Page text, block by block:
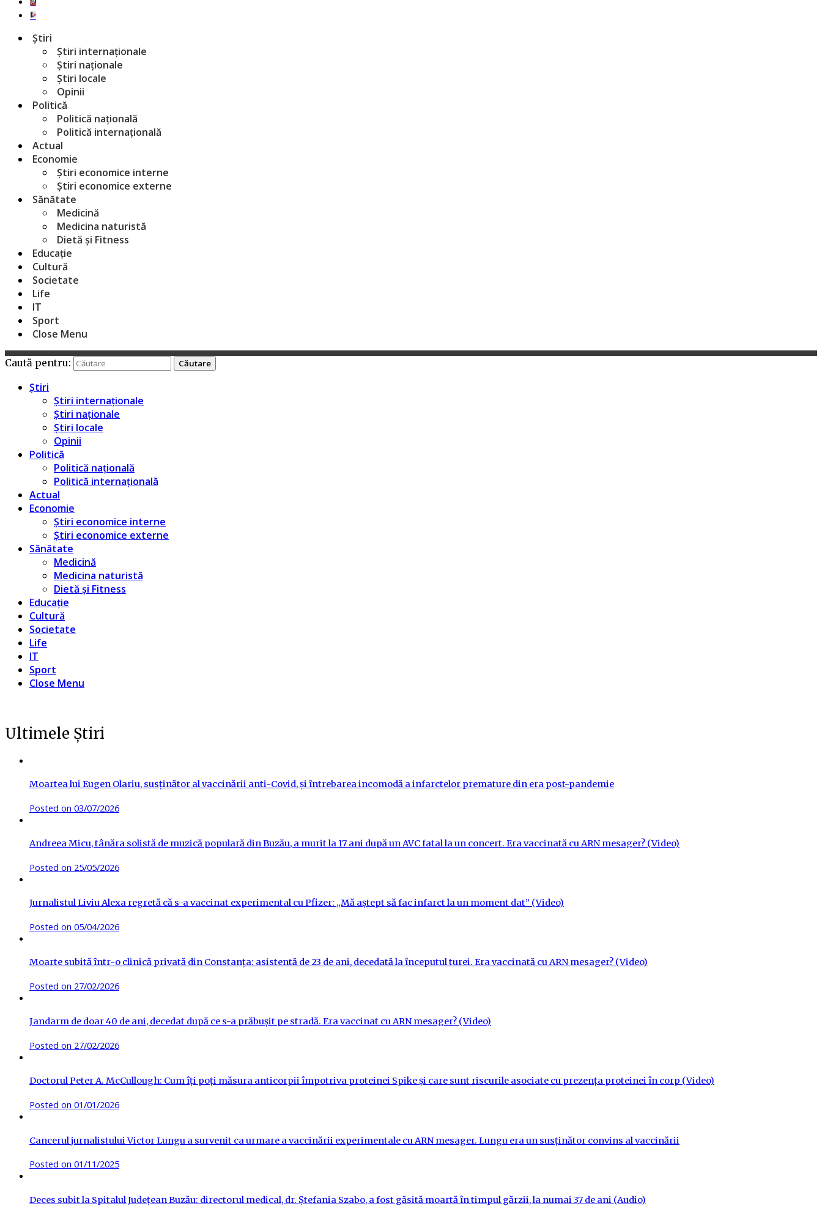
Știri
Știri internaționale
Știri naționale
Știri locale
Opinii
Politică
Politică națională
Politică internațională
Actual
Economie
Știri economice interne
Știri economice externe
Sănătate
Medicină
Medicina naturistă
Dietă și Fitness
Educație
Cultură
Societate
Life
IT
Sport
Close Menu
Caută pentru:
Știri
Știri internaționale
Știri naționale
Știri locale
Opinii
Politică
Politică națională
Politică internațională
Actual
Economie
Știri economice interne
Știri economice externe
Sănătate
Medicină
Medicina naturistă
Dietă și Fitness
Educație
Cultură
Societate
Life
IT
Sport
Close Menu
Ultimele Știri
Moartea lui Eugen Olariu, susținător al vaccinării anti-Covid, și întrebarea incomodă a infarctelor premature din era post-pandemie
Posted on 03/07/2026
Andreea Micu, tânăra solistă de muzică populară din Buzău, a murit la 17 ani după un AVC fatal la un concert. Era vaccinată cu ARN mesager? (Video)
Posted on 25/05/2026
Jurnalistul Liviu Alexa regretă că s-a vaccinat experimental cu Pfizer: „Mă aștept să fac infarct la un moment dat” (Video)
Posted on 05/04/2026
Moarte subită într-o clinică privată din Constanța: asistentă de 23 de ani, decedată la începutul turei. Era vaccinată cu ARN mesager? (Video)
Posted on 27/02/2026
Jandarm de doar 40 de ani, decedat după ce s-a prăbușit pe stradă. Era vaccinat cu ARN mesager? (Video)
Posted on 27/02/2026
Doctorul Peter A. McCullough: Cum îți poți măsura anticorpii împotriva proteinei Spike și care sunt riscurile asociate cu prezența proteinei în corp (Video)
Posted on 01/01/2026
Cancerul jurnalistului Victor Lungu a survenit ca urmare a vaccinării experimentale cu ARN mesager. Lungu era un susținător convins al vaccinării
Posted on 01/11/2025
Deces subit la Spitalul Județean Buzău: directorul medical, dr. Ștefania Szabo, a fost găsită moartă în timpul gărzii, la numai 37 de ani (Audio)